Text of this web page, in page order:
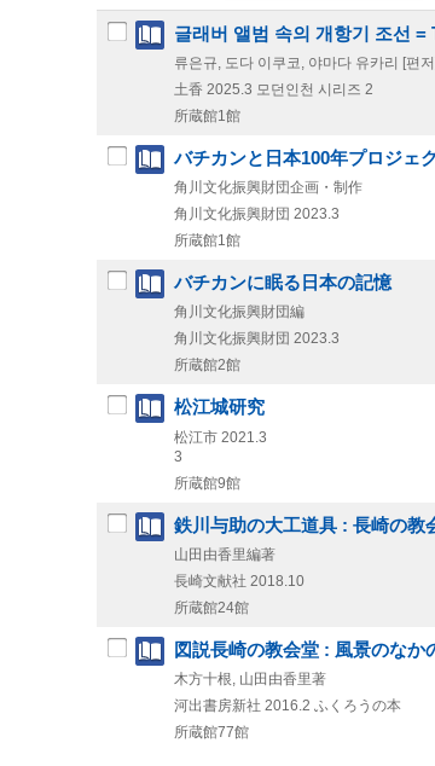
글래버 앨범 속의 개항기 조선
류은규, 도다 이쿠코, 야마다 유카리 [편
土香 2025.3 모던인천 시리즈 2
所蔵館1館
バチカンと日本100年プロジェ
角川文化振興財団企画・制作
角川文化振興財団 2023.3
所蔵館1館
バチカンに眠る日本の記憶
角川文化振興財団編
角川文化振興財団 2023.3
所蔵館2館
松江城研究
松江市 2021.3
3
所蔵館9館
鉄川与助の大工道具 : 長崎の教
山田由香里編著
長崎文献社 2018.10
所蔵館24館
図説長崎の教会堂 : 風景のなか
木方十根, 山田由香里著
河出書房新社 2016.2 ふくろうの本
所蔵館77館